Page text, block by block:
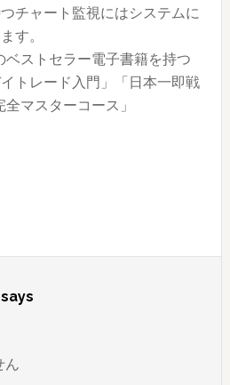
年
第
チャート監視にはシステムに
す。
ストセラー電子書籍を持つ
トレード入門」「日本一即戦
マスターコース」
says
ん